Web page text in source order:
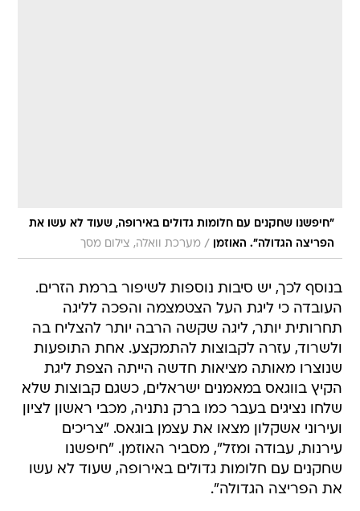
"חיפשנו שחקנים עם חלומות גדולים באירופה, שעוד לא עשו את
הפריצה הגדולה". האוזמן
/ מערכת וואלה, צילום מסך
בנוסף לכך, יש סיבות נוספות לשיפור ברמת הזרים.
העובדה כי ליגת העל הצטמצמה והפכה לליגה
תחרותית יותר, ליגה שקשה הרבה יותר להצליח בה
ולשרוד, עזרה לקבוצות להתמקצע. אחת התופעות
שנוצרו מאותה מציאות חדשה הייתה הצפת ליגת
הקיץ בווגאס במאמנים ישראלים, כשגם קבוצות שלא
שלחו נציגים בעבר כמו ברק נתניה, מכבי ראשון לציון
ועירוני אשקלון מצאו את עצמן בוגאס. "צריכים
עירנות, עבודה ומזל", מסביר האוזמן. "חיפשנו
שחקנים עם חלומות גדולים באירופה, שעוד לא עשו
את הפריצה הגדולה".